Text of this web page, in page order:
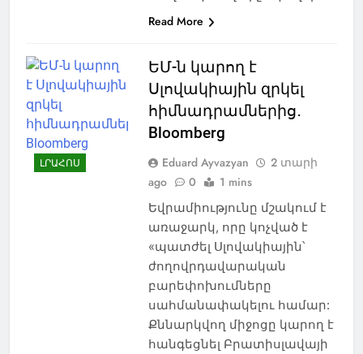
Read More
ԼՐԱՀՈՍ
ԵՄ-ն կարող է
Սլովակիային զրկել
հիմնադրամներից․
Bloomberg
Eduard Ayvazyan
2 տարի
ago
0 1 mins
Եվրամիությունը մշակում է
առաջարկ, որը կոչված է
«պատժել Սլովակիային՝
ժողովրդավարական
բարեփոխումները
սահմանափակելու համար:
Քննարկվող միջոցը կարող է
հանգեցնել Բրատիսլավայի